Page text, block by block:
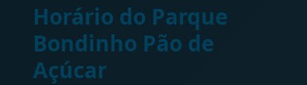
Horário do Parque
Bondinho Pão de
Açúcar